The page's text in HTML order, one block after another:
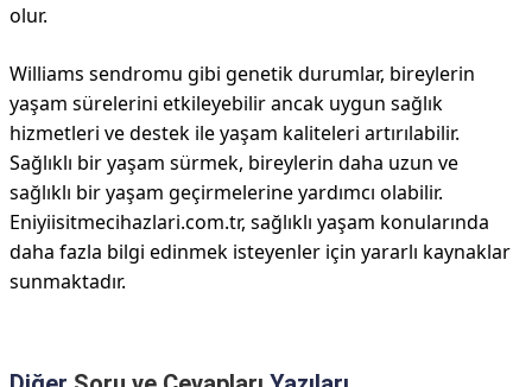
olur.
Williams sendromu gibi genetik durumlar, bireylerin
yaşam sürelerini etkileyebilir ancak uygun sağlık
hizmetleri ve destek ile yaşam kaliteleri artırılabilir.
Sağlıklı bir yaşam sürmek, bireylerin daha uzun ve
sağlıklı bir yaşam geçirmelerine yardımcı olabilir.
Eniyiisitmecihazlari.com.tr, sağlıklı yaşam konularında
daha fazla bilgi edinmek isteyenler için yararlı kaynaklar
sunmaktadır.